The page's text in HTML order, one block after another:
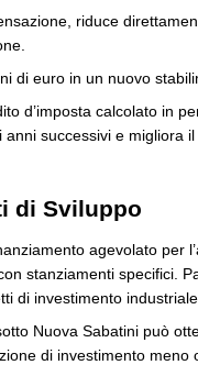
riduce
di euro in un nuovo
d’imposta calcolato in
successivi e migliora
di Sviluppo
agevolato per
stanziamenti specifici.
di investimento
Nuova Sabatini può
di investimento meno